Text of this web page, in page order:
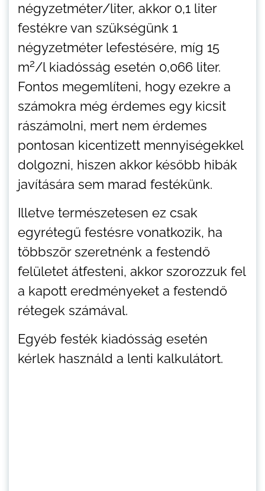
négyzetméter/liter, akkor 0,1 liter
festékre van szükségünk 1
négyzetméter lefestésére, míg 15
m2/l kiadósság esetén 0,066 liter.
Fontos megemlíteni, hogy ezekre a
számokra még érdemes egy kicsit
rászámolni, mert nem érdemes
pontosan kicentizett mennyiségekkel
dolgozni, hiszen akkor később hibák
javítására sem marad festékünk.
Illetve természetesen ez csak
egyrétegű festésre vonatkozik, ha
többször szeretnénk a festendő
felületet átfesteni, akkor szorozzuk fel
a kapott eredményeket a festendő
rétegek számával.
Egyéb festék kiadósság esetén
kérlek használd a lenti kalkulátort.